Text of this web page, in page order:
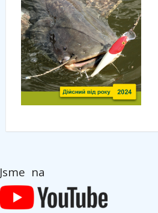
Jsme na